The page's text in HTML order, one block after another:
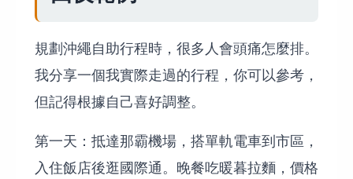
規劃沖繩自助行程時，很多人會頭痛怎麼排。
我分享一個我實際走過的行程，你可以參考，
但記得根據自己喜好調整。
第一天：抵達那霸機場，搭單軌電車到市區，
入住飯店後逛國際通。晚餐吃暖暮拉麵，價格